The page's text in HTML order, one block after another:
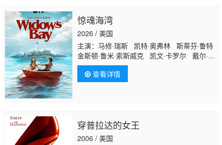
惊魂海湾
2026 / 美国
主演：马修·瑞斯 凯特·奥弗林 斯蒂芬·鲁特
金斯顿·鲁米·索斯威克 凯文·卡罗尔 戴尔·迪
奇 Ava Gaudet 威廉·希尔 戴维·阿姆斯特
朗 伊莱·D·戈斯 Jimmy Shirts 伊恩·莱昂斯
克里斯托弗·C·詹姆斯 Shawn Jain Kevin
查看详情
穿普拉达的女王
2006 / 美国